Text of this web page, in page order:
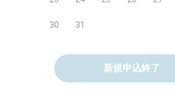
30 31
新規申込終了